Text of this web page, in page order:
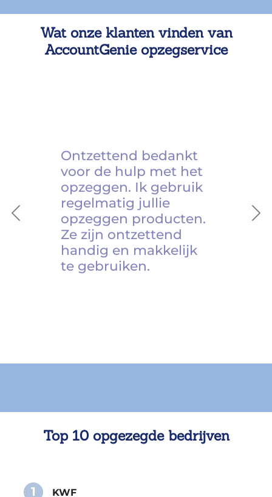
Wat onze klanten vinden van
AccountGenie opzegservice
Previous
Ontzettend bedankt
voor de hulp met het
opzeggen. Ik gebruik
regelmatig jullie
opzeggen producten.
Ze zijn ontzettend
handig en makkelijk
te gebruiken.
Top 10 opgezegde bedrijven
1 KWF